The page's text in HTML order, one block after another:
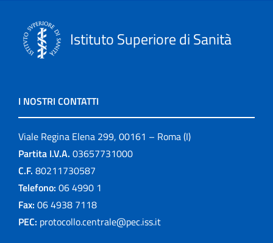
Istituto Superiore di Sanità
I NOSTRI CONTATTI
Viale Regina Elena 299, 00161 – Roma (I)
Partita I.V.A. 03657731000
C.F. 80211730587
Telefono: 06 4990 1
Fax: 06 4938 7118
PEC: protocollo.centrale@pec.iss.it